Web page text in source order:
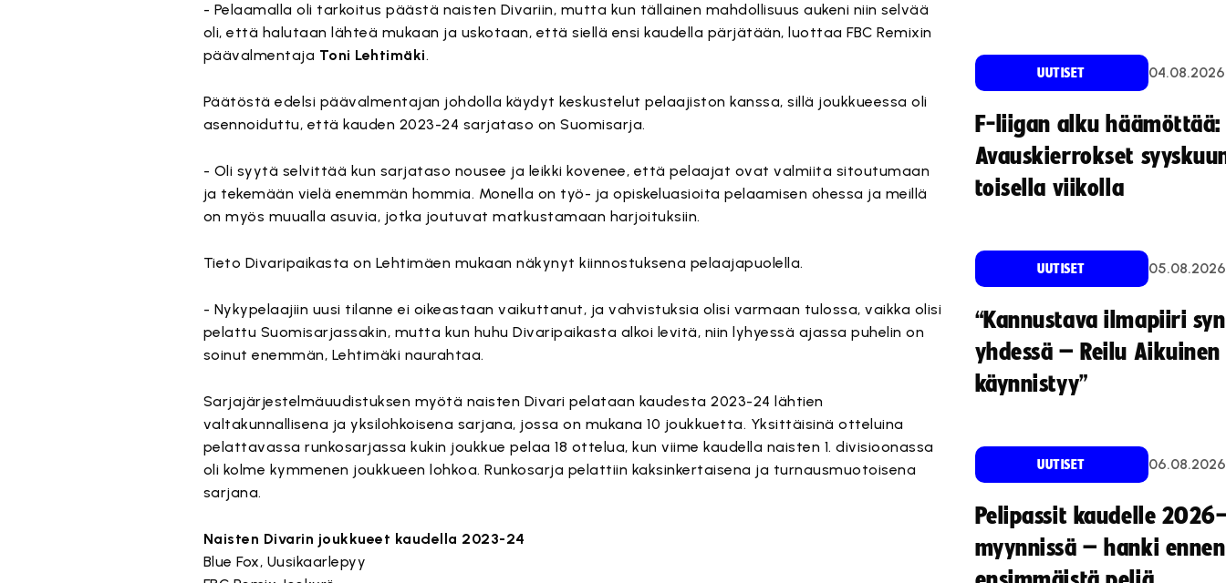
- Pelaamalla oli tarkoitus päästä naisten Divariin, mutta kun tällainen mahdollisuus aukeni niin selvää
oli, että halutaan lähteä mukaan ja uskotaan, että siellä ensi kaudella pärjätään, luottaa FBC Remixin
päävalmentaja Toni Lehtimäki.
Päätöstä edelsi päävalmentajan johdolla käydyt keskustelut pelaajiston kanssa, sillä joukkueessa oli
asennoiduttu, että kauden 2023-24 sarjataso on Suomisarja.
- Oli syytä selvittää kun sarjataso nousee ja leikki kovenee, että pelaajat ovat valmiita sitoutumaan
ja tekemään vielä enemmän hommia. Monella on työ- ja opiskeluasioita pelaamisen ohessa ja meillä
on myös muualla asuvia, jotka joutuvat matkustamaan harjoituksiin.
Tieto Divaripaikasta on Lehtimäen mukaan näkynyt kiinnostuksena pelaajapuolella.
- Nykypelaajiin uusi tilanne ei oikeastaan vaikuttanut, ja vahvistuksia olisi varmaan tulossa, vaikka olisi
pelattu Suomisarjassakin, mutta kun huhu Divaripaikasta alkoi levitä, niin lyhyessä ajassa puhelin on
soinut enemmän, Lehtimäki naurahtaa.
Sarjajärjestelmäuudistuksen myötä naisten Divari pelataan kaudesta 2023-24 lähtien
valtakunnallisena ja yksilohkoisena sarjana, jossa on mukana 10 joukkuetta. Yksittäisinä otteluina
pelattavassa runkosarjassa kukin joukkue pelaa 18 ottelua, kun viime kaudella naisten 1. divisioonassa
oli kolme kymmenen joukkueen lohkoa. Runkosarja pelattiin kaksinkertaisena ja turnausmuotoisena
sarjana.
Naisten Divarin joukkueet kaudella 2023-24
Blue Fox, Uusikaarlepyy
UUTISET 04.08.2026
F-liigan alku häämöttää:
Avauskierrokset
toisella viikolla
UUTISET 05.08.2026
“Kannustava ilmapiiri
yhdessä – Reilu
käynnistyy”
UUTISET 06.08.2026
Pelipassit kaudelle
myynnissä – hanki ennen